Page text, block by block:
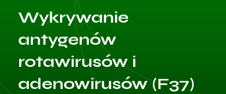
Wykrywanie
antygenów
rotawirusów i
adenowirusów (F37)